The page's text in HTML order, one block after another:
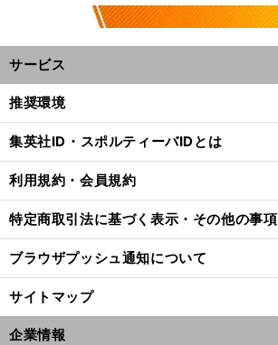
サービス
推奨環境
集英社ID・スポルティーバIDとは
利用規約・会員規約
特定商取引法に基づく表示・その他の事項
ブラウザプッシュ通知について
サイトマップ
企業情報